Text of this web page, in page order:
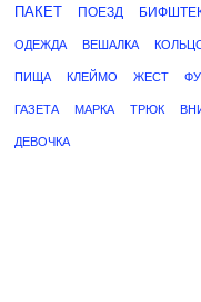
ПАКЕТ ПОЕЗД
ОДЕЖДА ВЕШАЛКА
ПИЩА КЛЕЙМО ЖЕСТ
ГАЗЕТА МАРКА ТРЮК
ДЕВОЧКА